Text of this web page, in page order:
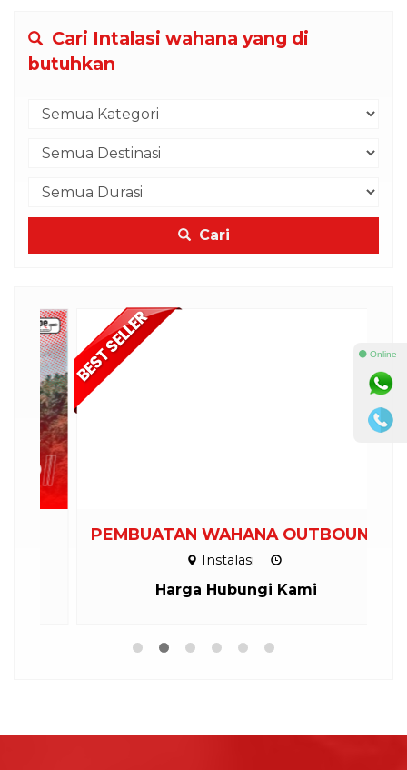
Cari Intalasi wahana yang di
butuhkan
Cari
PEMBUATAN WAHANA OUTBOUND
Instalasi
Harga Hubungi Kami
⚫ Online